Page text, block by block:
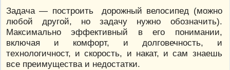
Задача — построить дорожный велосипед (можно
любой другой, но задачу нужно обозначить).
Максимально эффективный в его понимании,
включая и комфорт, и долговечность, и
технологичност, и скорость, и накат, и сам знаешь
все преимущества и недостатки.